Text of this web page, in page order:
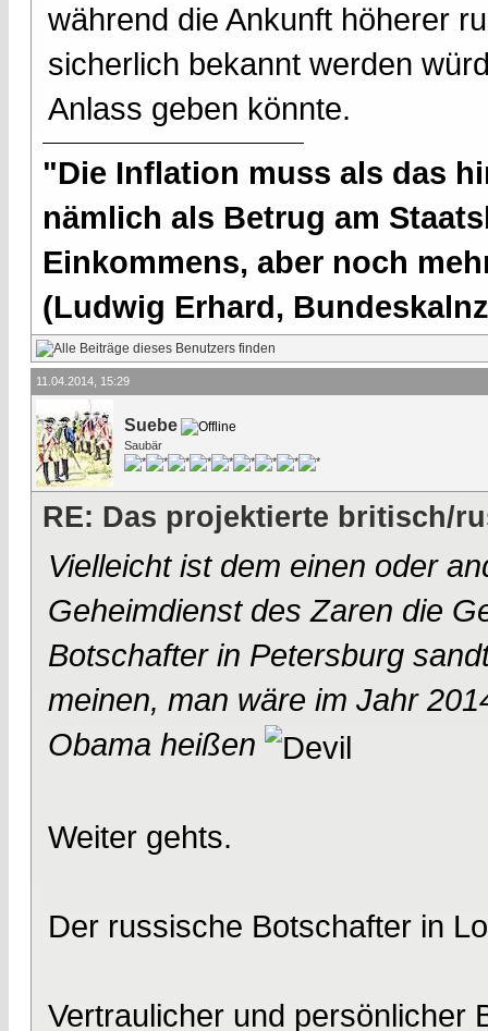
während die Ankunft höherer
sicherlich bekannt werden
Anlass geben könnte.
"Die Inflation muss als das
nämlich als Betrug am
Einkommens, aber noch
(Ludwig Erhard,
11.04.2014, 15:29
Suebe
Saubär
RE: Das projektierte britisch/
Vielleicht ist dem einen oder
Geheimdienst des Zaren die
Botschafter in Petersburg
meinen, man wäre im Jahr
Obama heißen
Weiter gehts.
Der russische Botschafter in
Vertraulicher und persönlicher